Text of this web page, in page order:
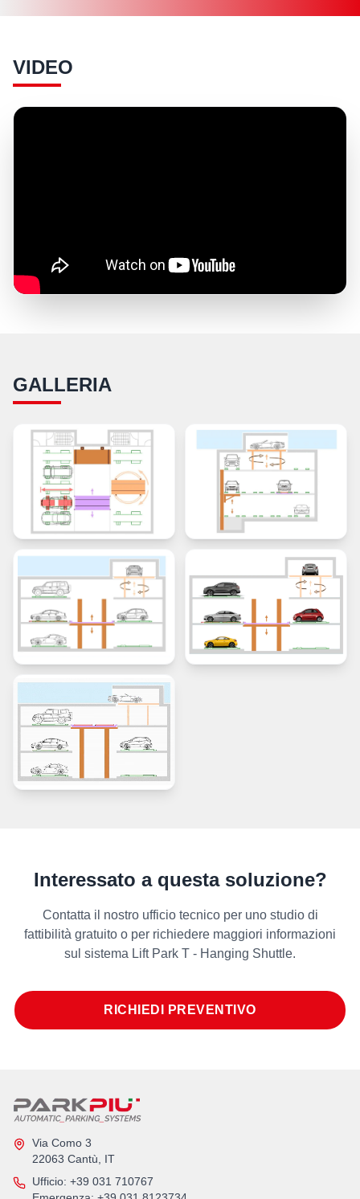
VIDEO
GALLERIA
Interessato a questa soluzione?
Contatta il nostro ufficio tecnico per uno studio di
fattibilità gratuito o per richiedere maggiori informazioni
sul sistema Lift Park T - Hanging Shuttle.
RICHIEDI PREVENTIVO
Via Como 3
22063 Cantù, IT
Ufficio: +39 031 710767